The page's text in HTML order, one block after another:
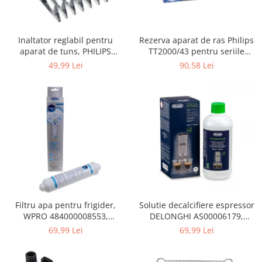
Gaming, Carti & Birotica
Birotica & Papetarie
Console, Jocuri & Accesorii
Ingrijire personala & Cosmetice
Accesorii aparate hair styling
Aparate & Accesorii ingrijire
personala
Aparate cosmetice
Articole Sanatate si Wellness
Consumabile sanitare
Cosmetice si produse ingrijire
personala
Igiena dentara
Jucarii, Copii & Bebe
Camera copilului
Hrana bebelusi
Inaltator reglabil pentru
aparat de tuns, PHILIPS
422203633281, 3-15 mm,
49,99 Lei
Rezerva aparat de ras Philips
TT2000/43 pentru seriile
Bodygroom 3000/5000/7000 si
90,58 Lei
Filtru apa pentru frigider,
WPRO 484000008553,
compatibil cu Samsung, AEG,
69,99 Lei
Solutie decalcifiere espressor
DELONGHI AS00006179,
DLSC500, 500 ml
69,99 Lei